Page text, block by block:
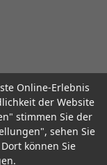
Online-Erlebnis
der Website
stimmen Sie der
sehen Sie
können Sie